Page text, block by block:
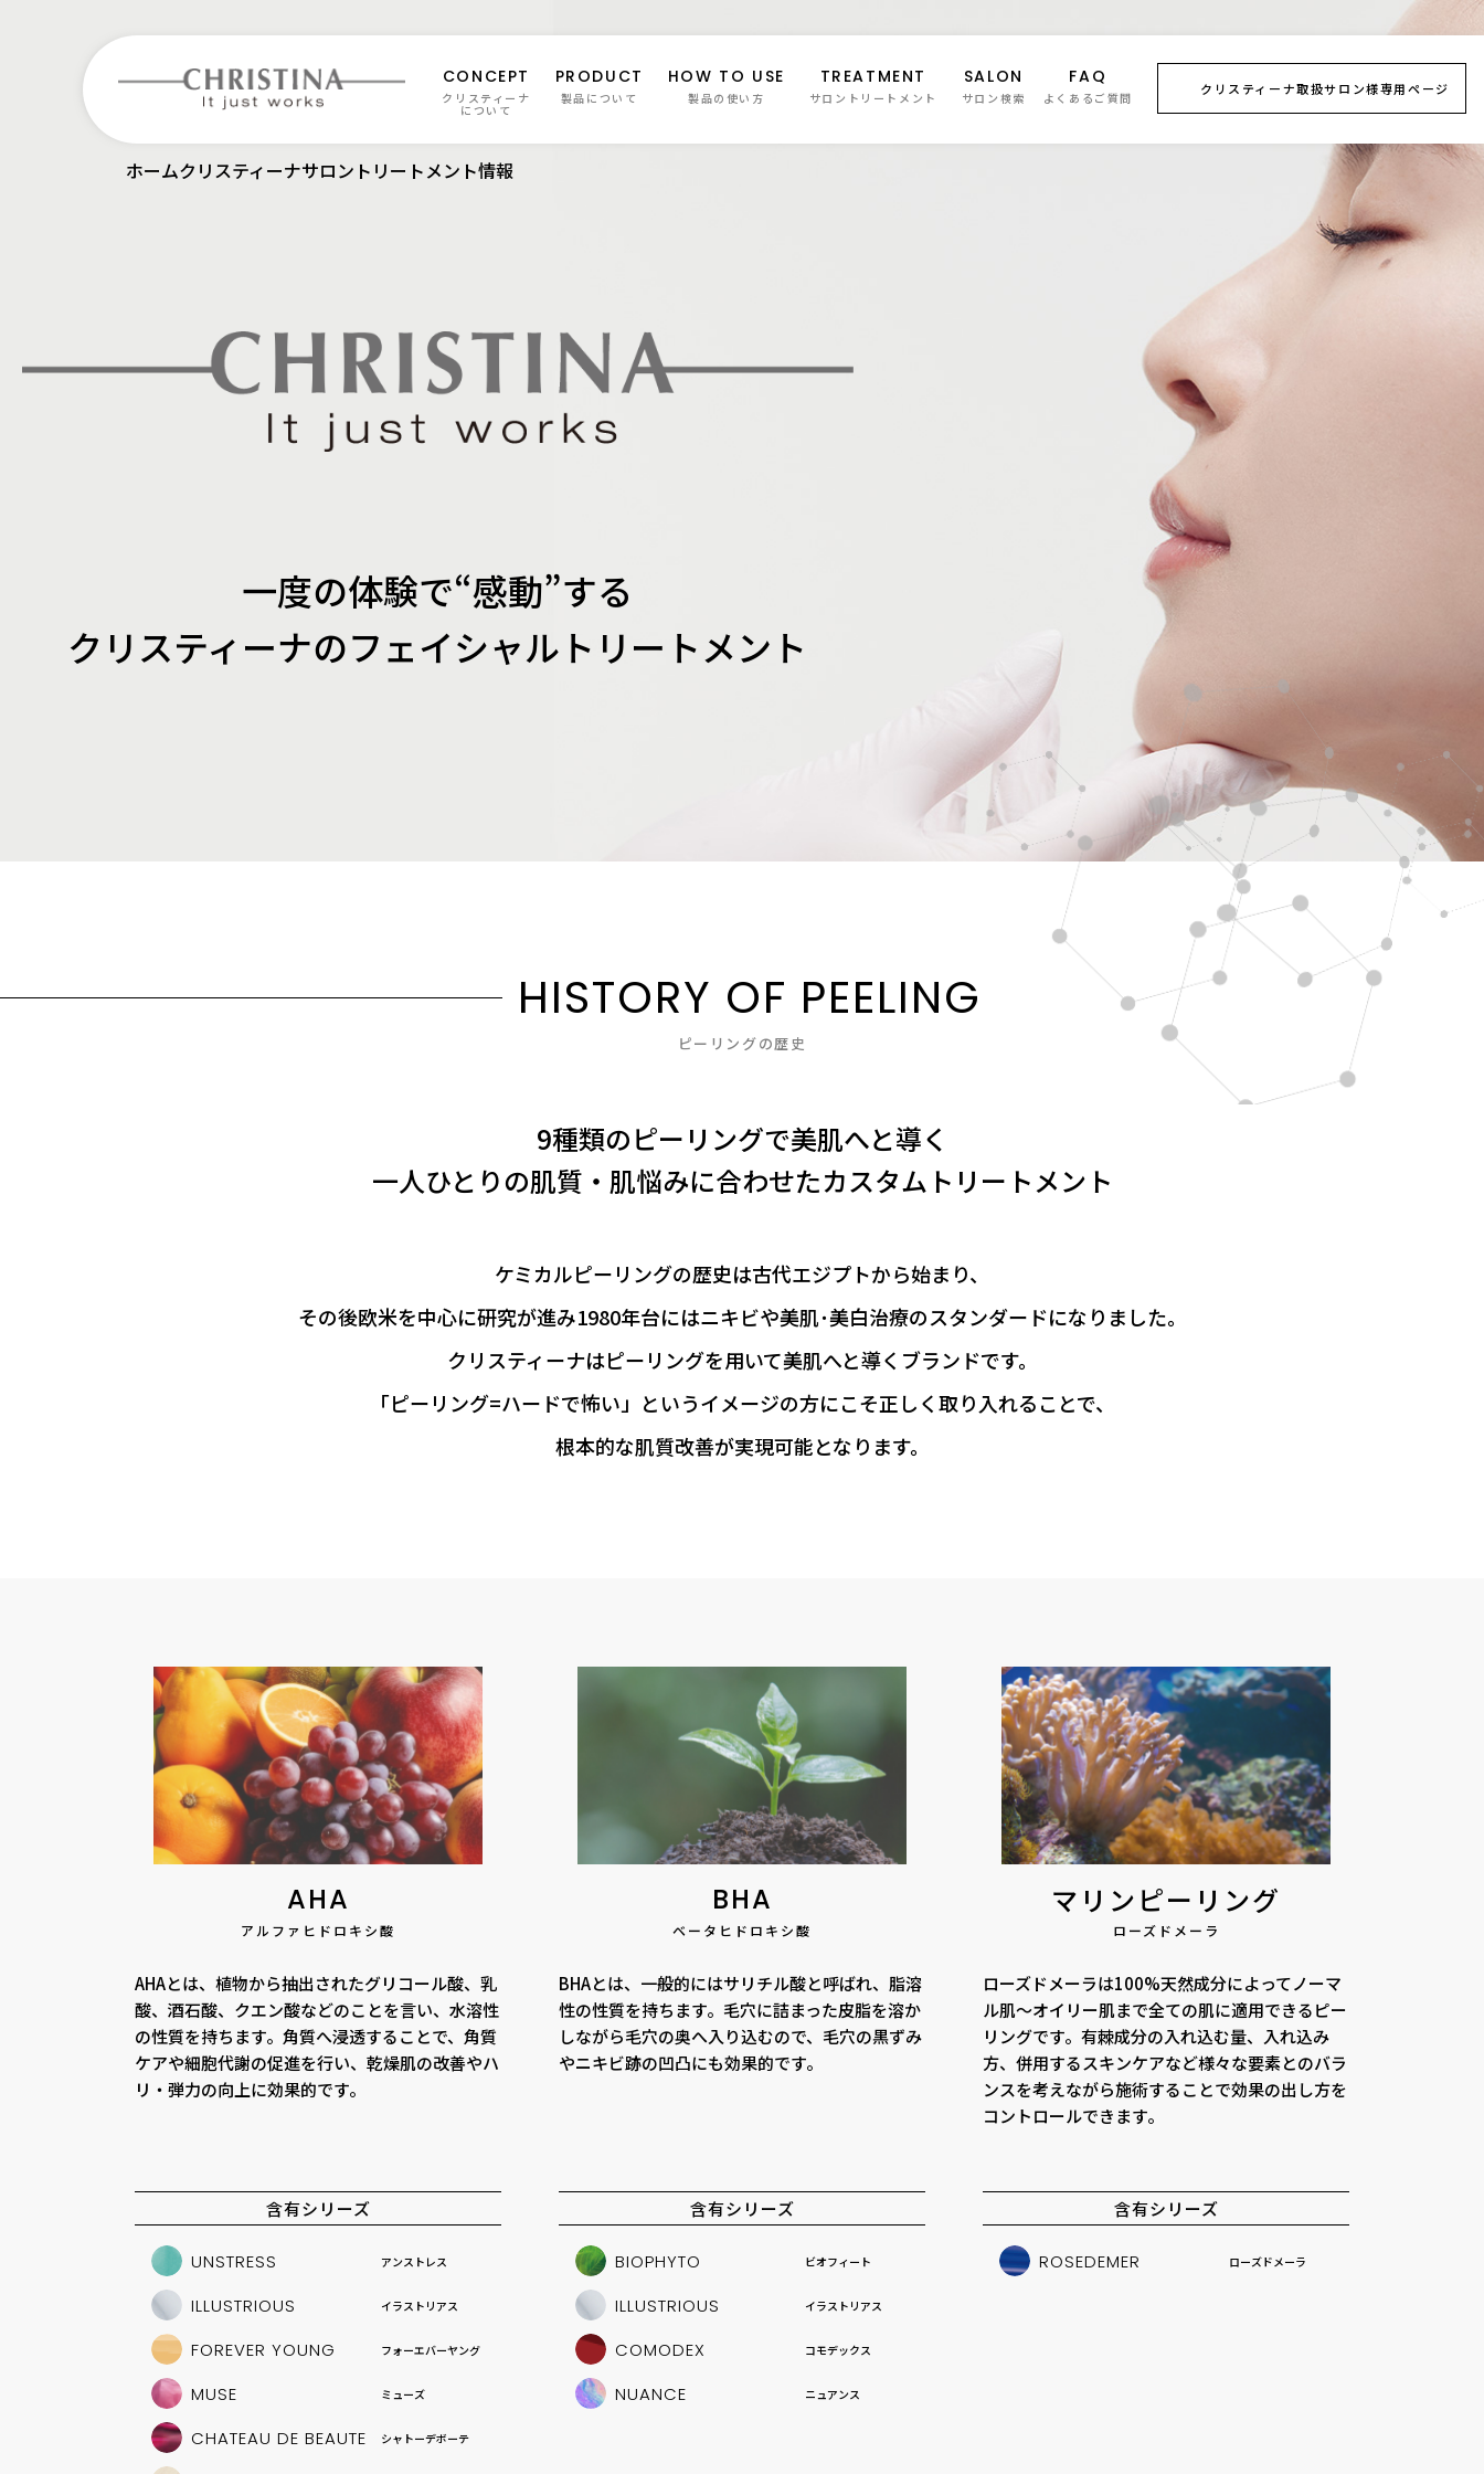
一度の体験で“感動”する
クリスティーナのフェイシャルトリートメント
CONCEPT
クリスティーナ
について
PRODUCT
製品について
HOW TO USE
製品の使い方
TREATMENT
サロントリートメント
SALON
サロン検索
FAQ
よくあるご質問
クリスティーナ取扱サロン様専用ページ
ホームクリスティーナサロントリートメント情報
HISTORY OF PEELING
ピーリングの歴史
9種類のピーリングで美肌へと導く
一人ひとりの肌質・肌悩みに合わせたカスタムトリートメント
ケミカルピーリングの歴史は古代エジプトから始まり、
その後欧米を中心に研究が進み1980年台にはニキビや美肌･美白治療のスタンダードになりました。
クリスティーナはピーリングを用いて美肌へと導くブランドです。
「ピーリング=ハードで怖い」というイメージの方にこそ正しく取り入れることで、
根本的な肌質改善が実現可能となります。
AHA
アルファヒドロキシ酸
AHAとは、植物から抽出されたグリコール酸、乳
酸、酒石酸、クエン酸などのことを言い、水溶性
の性質を持ちます。角質へ浸透することで、角質
ケアや細胞代謝の促進を行い、乾燥肌の改善やハ
リ・弾力の向上に効果的です。
含有シリーズ
UNSTRESS アンストレス
ILLUSTRIOUS イラストリアス
FOREVER YOUNG フォーエバーヤング
MUSE ミューズ
CHATEAU DE BEAUTE シャトーデボーテ
BHA
ベータヒドロキシ酸
BHAとは、一般的にはサリチル酸と呼ばれ、脂溶
性の性質を持ちます。毛穴に詰まった皮脂を溶か
しながら毛穴の奥へ入り込むので、毛穴の黒ずみ
やニキビ跡の凹凸にも効果的です。
含有シリーズ
BIOPHYTO ビオフィート
ILLUSTRIOUS イラストリアス
COMODEX コモデックス
NUANCE ニュアンス
マリンピーリング
ローズドメーラ
ローズドメーラは100%天然成分によってノーマ
ル肌～オイリー肌まで全ての肌に適用できるピー
リングです。有棘成分の入れ込む量、入れ込み
方、併用するスキンケアなど様々な要素とのバラ
ンスを考えながら施術することで効果の出し方を
コントロールできます。
含有シリーズ
ROSEDEMER ローズドメーラ